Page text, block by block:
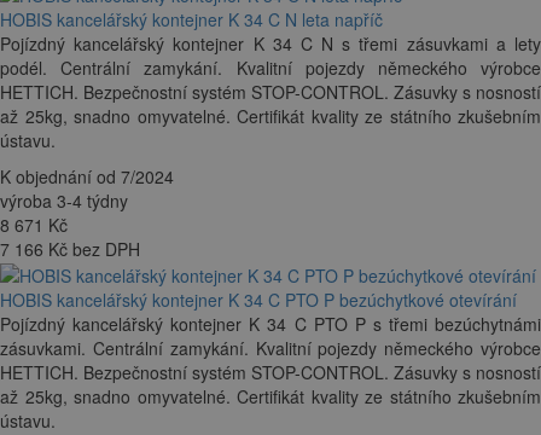
HOBIS kancelářský kontejner K 34 C N leta napříč
Pojízdný kancelářský kontejner K 34 C N s třemi zásuvkami a lety
podél. Centrální zamykání. Kvalitní pojezdy německého výrobce
HETTICH. Bezpečnostní systém STOP-CONTROL. Zásuvky s nosností
až 25kg, snadno omyvatelné. Certifikát kvality ze státního zkušebním
ústavu.
K objednání od 7/2024
výroba 3-4 týdny
8 671 Kč
7 166 Kč bez DPH
HOBIS kancelářský kontejner K 34 C PTO P bezúchytkové otevírání
Pojízdný kancelářský kontejner K 34 C PTO P s třemi bezúchytnámi
zásuvkami. Centrální zamykání. Kvalitní pojezdy německého výrobce
HETTICH. Bezpečnostní systém STOP-CONTROL. Zásuvky s nosností
až 25kg, snadno omyvatelné. Certifikát kvality ze státního zkušebním
ústavu.